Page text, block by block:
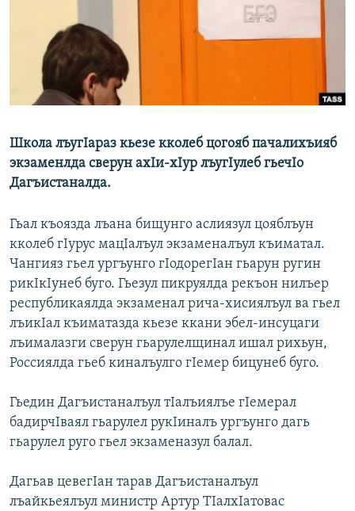
ПОДПИШИТЕСЬ НА РАССЫЛКУ
СОЦИАЛЬНЫЕ СЕТИ
Все сайты РСЕ/РС
Школа лъугIараз кьезе кколеб цогояб пачалихъияб
экзаменлда сверун ахIи-хIур лъугIулеб гьечIо
Дагъистаналда.
Гьал къоязда лъана бищунго аслиязул цояблъун
кколеб гIурус мацIалъул экзаменалъул къиматал.
Чангияз гьел ургъунго гIодорегIан гьарун ругин
рикIкIунеб буго. Гьезул пикруялда рекъон нилъер
республикаялда экзаменал рича-хисиялъул ва гьел
лъикIал къиматазда кьезе ккани эбел-инсуцаги
лъималазги сверун гьарулелщинал ишал рихьун,
Россиялда гьеб киналъулго гIемер бицунеб буго.
Гьедин Дагъистаналъул тIалъиялъе гIемерал
бадирчIваял гьарулел рукIиналъ ургъунго дагь
гьарулел руго гьел экзаменазул балал.
Дагьав цевегIан тарав Дагъистаналъул
лъайкьеялъул министр Артур ТIалхIатовас